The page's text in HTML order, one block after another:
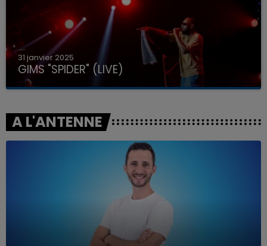
31 janvier 2025
GIMS "SPIDER" (LIVE)
A L'ANTENNE